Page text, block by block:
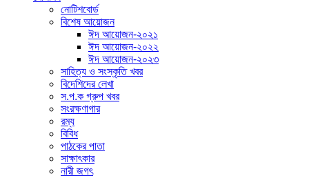
নোটিশবোর্ড
বিশেষ আয়োজন
ঈদ আয়োজন-২০২১
ঈদ আয়োজন-২০২২
ঈদ আয়োজন-২০২৩
সাহিত্য ও সংস্কৃতি খবর
বিদেশিদের লেখা
স.প.ক গ্রুপ খবর
সংরক্ষণাগার
রম্য
বিবিধ
পাঠকের পাতা
সাক্ষাৎকার
নারী জগৎ